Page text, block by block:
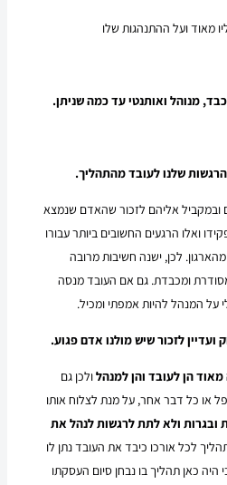
מאוד ועל ההתנהגות שלו
מנוהל ואותנטי עד כמה שניתן.
שלנו לעובד מהתהליך.
ובמקביל אליהם לזכור שהאדם שנמצא
ואלו הרגעים החשובים ביותר עבורו
לכן, ישנה חשיבות מרובה
ומכבדת. גם אם העובד מנסה
על המנהל להיות אמפתי ומכיל.
לזכור שיש מולנו אדם פגוע.
הן לעובד והן למנהלולכן גם
או כל דבר אחר, על מנת לצלוח אותו
ובגרות ולא לתת לרגשות לנהל את
לכל אורכו כיבד את העובד נתן לו
היה כאן תהליך בו נבחן סיום העסקתו